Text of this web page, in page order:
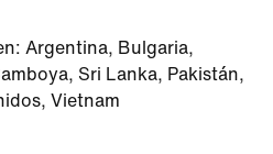
Argentina, Bulgaria,
Sri Lanka, Pakistán,
Vietnam